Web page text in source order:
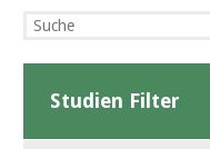
Studien Filter